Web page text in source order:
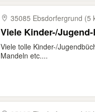
35085 Ebsdorfergrund (5
Viele Kinder-/
Viele tolle Kinder-/
Mandeln etc....